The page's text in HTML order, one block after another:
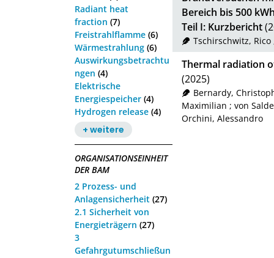
Radiant heat
fraction (7)
Freistrahlflamme (6)
Wärmestrahlung (6)
Auswirkungsbetrachtu
ngen (4)
Elektrische
Energiespeicher (4)
Hydrogen release (4)
+ weitere
ORGANISATIONSEINHEIT
DER BAM
2 Prozess- und
Anlagensicherheit (27)
2.1 Sicherheit von
Energieträgern (27)
3
Gefahrgutumschließun
Bereich bis 500
Teil I: Kurzbericht
Tschirschwitz, Rico
Thermal radiation
(2025)
Bernardy,
Maximilian ; von
Orchini, Alessandro